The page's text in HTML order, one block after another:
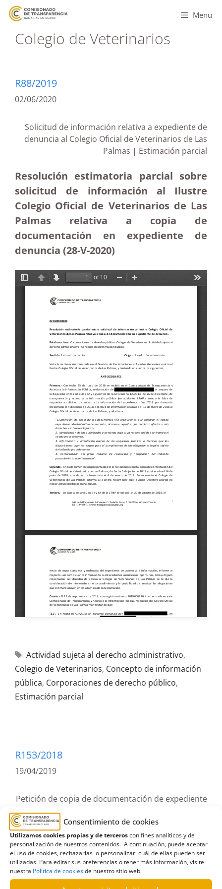
Consentimiento de cookies
Utilizamos cookies propias y de terceroscon fines analíticos y de
personalización de nuestros contenidos. A continuación, puede aceptar
el uso de cookies, rechazarlas o personalizar cuál de ellas pueden ser
utilizadas. Para editar sus preferencias o tener más información, visite
nuestra Política de cookiesde nuestro sitio web.
Menu
Colegio de Veterinarios
R88/2019
02/06/2020
Solicitud de información relativa a expediente de
denuncia al Colegio Oficial de Veterinarios de Las
Palmas | Estimación parcial
Resolución estimatoria parcial sobre
solicitud de información al Ilustre
Colegio Oficial de Veterinarios de Las
Palmas relativa a copia de
documentación en expediente de
denuncia (28-V-2020)
Actividad sujeta al derecho administrativo,
Colegio de Veterinarios, Concepto de información
pública, Corporaciones de derecho público,
Estimación parcial
R153/2018
19/04/2019
Petición de copia de documentación de expediente
de denuncia al Colegio Oficial de Veterinarios de
Las Palmas | Estimación
Resolución estimatoria sobre solicitud
de información al Ilustre Colegio
Oficial de Veterinarios de Las Palmas